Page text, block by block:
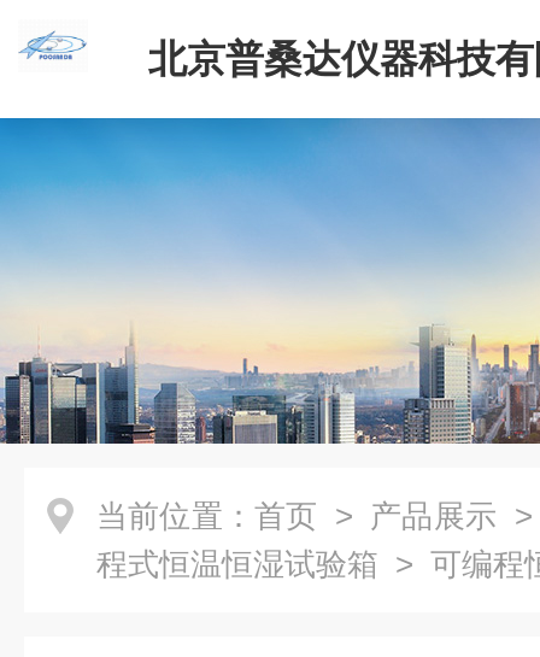
北京普桑达仪器科技
当前位置： 首页 > 产品展示
程式恒温恒湿试验箱 > 可编程